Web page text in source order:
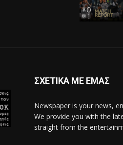
ΣΧΕΤΙΚΑ ΜΕ ΕΜΑΣ
Newspaper is your news,
We provide you with the
straight from the